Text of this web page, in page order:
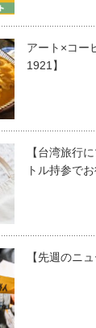
アート×コー
1921】
【台湾旅行
トル持参で
【先週のニ